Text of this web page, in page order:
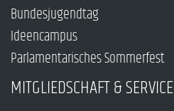
Bundesjugendtag
Ideencampus
Parlamentarisches Sommerfest
MITGLIEDSCHAFT & SERVICE